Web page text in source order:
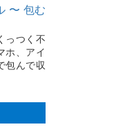
〜 包む
っつく不
ホ、アイ
包んで収